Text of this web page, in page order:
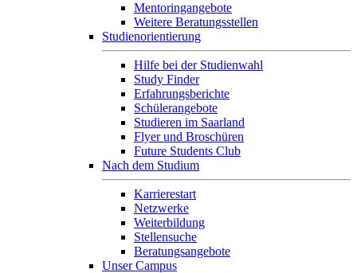
Mentoringangebote
Weitere Beratungsstellen
Studienorientierung
Hilfe bei der Studienwahl
Study Finder
Erfahrungsberichte
Schülerangebote
Studieren im Saarland
Flyer und Broschüren
Future Students Club
Nach dem Studium
Karrierestart
Netzwerke
Weiterbildung
Stellensuche
Beratungsangebote
Unser Campus